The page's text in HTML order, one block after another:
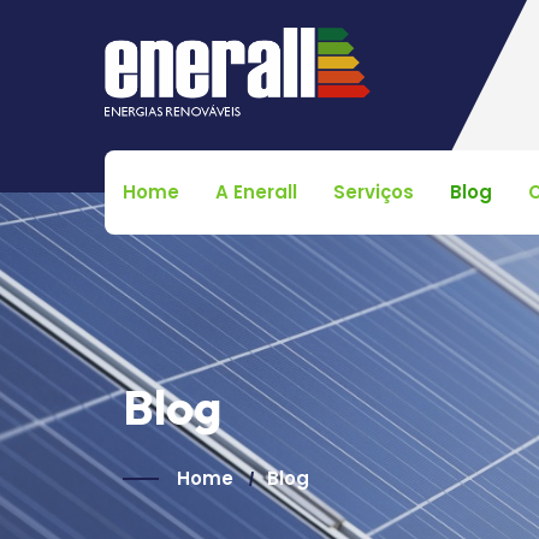
Home A Enerall Serviços Blog
Blog
Home Blog